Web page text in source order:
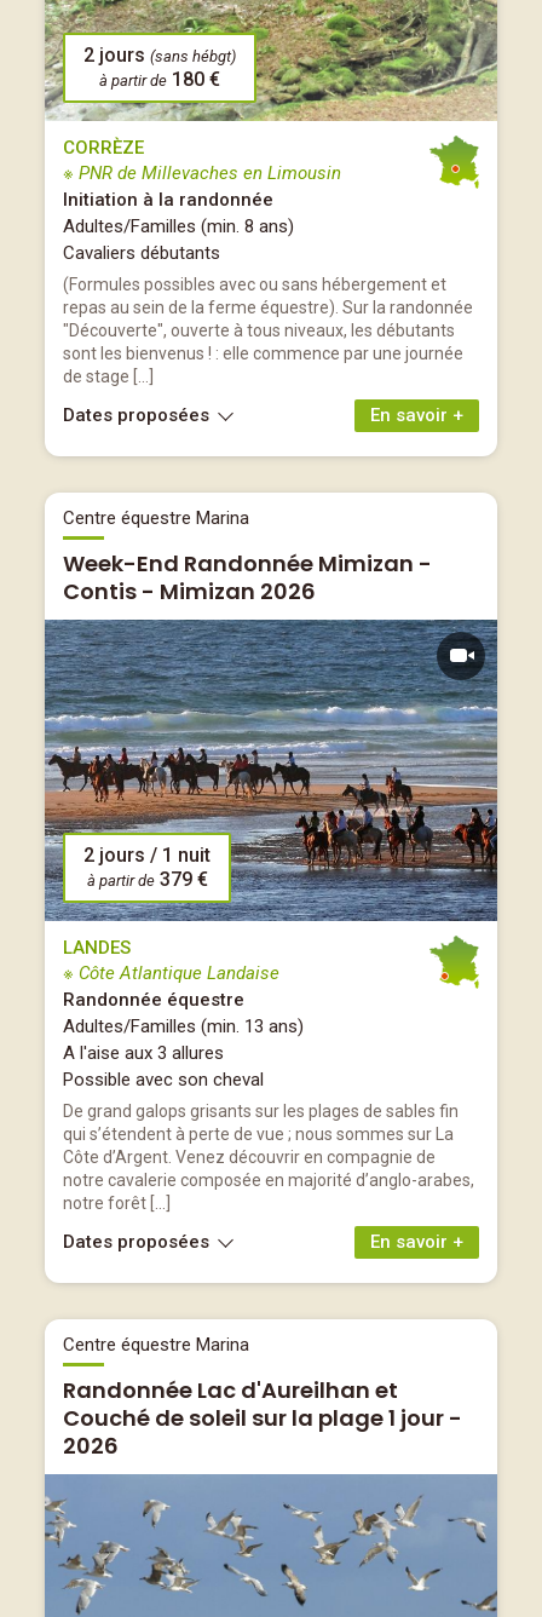
2 jours (sans hébgt)
à partir de 180 €
CORRÈZE
※ PNR de Millevaches en Limousin
Initiation à la randonnée
Adultes/Familles (min. 8 ans)
Cavaliers débutants
(Formules possibles avec ou sans hébergement et
repas au sein de la ferme équestre). Sur la randonnée
"Découverte", ouverte à tous niveaux, les débutants
sont les bienvenus ! : elle commence par une journée
de stage […]
En savoir +
Dates proposées
Centre équestre Marina
Week-End Randonnée Mimizan -
Contis - Mimizan 2026
2 jours / 1 nuit
à partir de 379 €
LANDES
※ Côte Atlantique Landaise
Randonnée équestre
Adultes/Familles (min. 13 ans)
A l'aise aux 3 allures
Possible avec son cheval
De grand galops grisants sur les plages de sables fin
qui s’étendent à perte de vue ; nous sommes sur La
Côte d’Argent. Venez découvrir en compagnie de
notre cavalerie composée en majorité d’anglo-arabes,
notre forêt […]
En savoir +
Dates proposées
Centre équestre Marina
Randonnée Lac d'Aureilhan et
Couché de soleil sur la plage 1 jour -
2026